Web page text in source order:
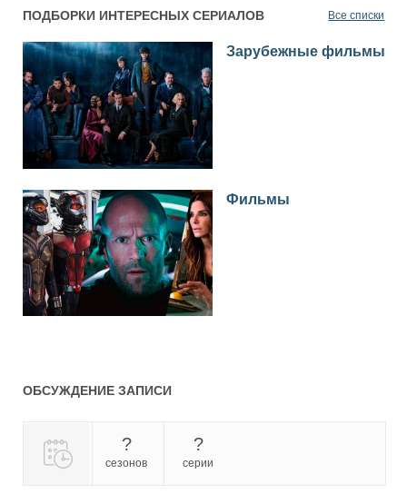
ПОДБОРКИ ИНТЕРЕСНЫХ СЕРИАЛОВ Все списки
Зарубежные фильмы
Фильмы
ОБСУЖДЕНИЕ ЗАПИСИ
?
сезонов
?
серии